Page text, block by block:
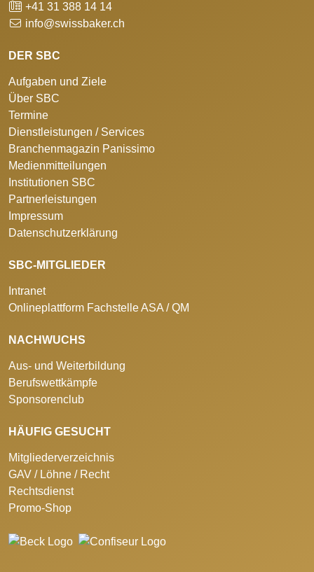
+41 31 388 14 14
info@swissbaker.ch
DER SBC
Aufgaben und Ziele
Über SBC
Termine
Dienstleistungen / Services
Branchenmagazin Panissimo
Medienmitteilungen
Institutionen SBC
Partnerleistungen
Impressum
Datenschutzerklärung
SBC-MITGLIEDER
Intranet
Onlineplattform Fachstelle ASA / QM
NACHWUCHS
Aus- und Weiterbildung
Berufswettkämpfe
Sponsorenclub
HÄUFIG GESUCHT
Mitgliederverzeichnis
GAV / Löhne / Recht
Rechtsdienst
Promo-Shop